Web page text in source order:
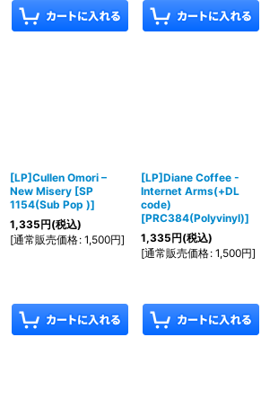
[LP]Cullen Omori ‎–
New Misery [SP
1154(Sub Pop )]
1,335円(税込)
[通常販売価格: 1,500円]
[LP]Diane Coffee -
Internet Arms(+DL
code)
[PRC384(Polyvinyl)]
1,335円(税込)
[通常販売価格: 1,500円]